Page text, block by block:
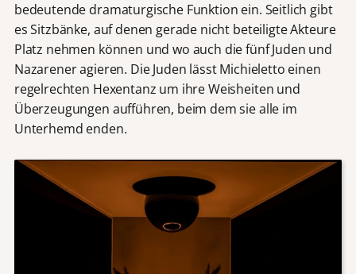
bedeutende dramaturgische Funktion ein. Seitlich gibt
es Sitzbänke, auf denen gerade nicht beteiligte Akteure
Platz nehmen können und wo auch die fünf Juden und
Nazarener agieren. Die Juden lässt Michieletto einen
regelrechten Hexentanz um ihre Weisheiten und
Überzeugungen aufführen, beim dem sie alle im
Unterhemd enden.